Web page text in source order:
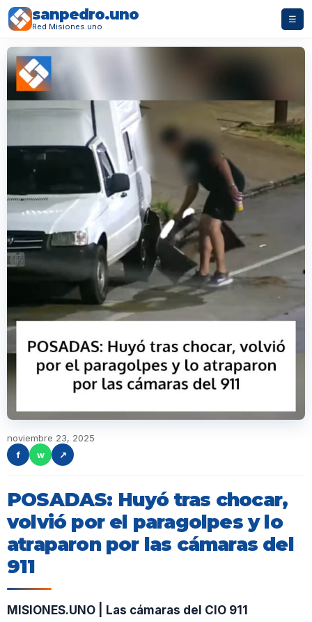
sanpedro.uno
Red Misiones.uno
☰
noviembre 23, 2025
f
w ↗
POSADAS: Huyó tras chocar,
volvió por el paragolpes y lo
atraparon por las cámaras del
911
MISIONES.UNO | Las cámaras del CIO 911